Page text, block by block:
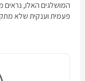
המושלגים האלו, נראים
פעמית וענקית שלא